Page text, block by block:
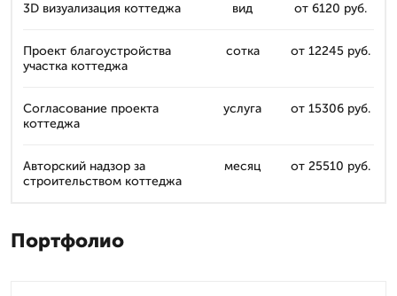
3D визуализация коттеджа вид от 6120 руб.
Проект благоустройства
участка коттеджа
сотка от 12245 руб.
Согласование проекта
коттеджа
услуга от 15306 руб.
Авторский надзор за
строительством коттеджа
месяц от 25510 руб.
Портфолио